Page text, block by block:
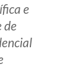
e
de